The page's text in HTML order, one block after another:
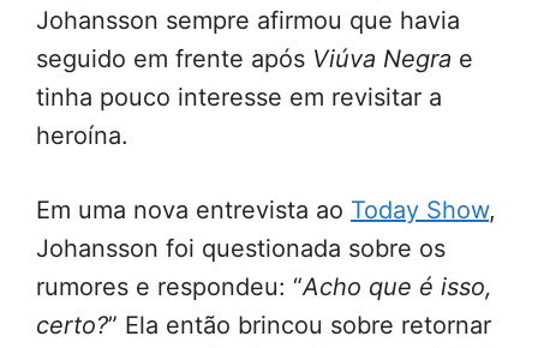
Johansson sempre afirmou que havia
seguido em frente após Viúva Negra e
tinha pouco interesse em revisitar a
heroína.
Em uma nova entrevista ao Today Show,
Johansson foi questionada sobre os
rumores e respondeu: “Acho que é isso,
certo?” Ela então brincou sobre retornar